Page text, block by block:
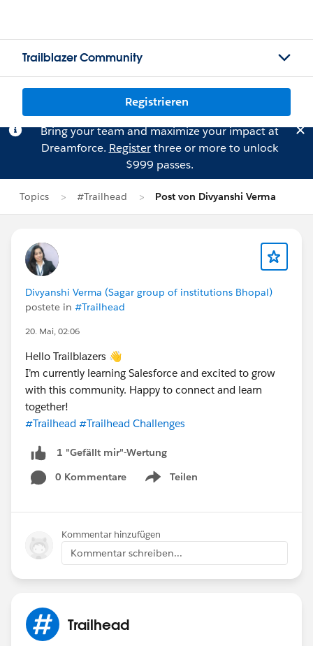
Trailblazer Community
Registrieren
Bring your team and maximize your impact at
Dreamforce. Registerthree or more to unlock
$999 passes.
Topics #Trailhead Post von Divyanshi Verma
Divyanshi Verma (Sagar group of institutions Bhopal)
postete in #Trailhead
20. Mai, 02:06
Hello Trailblazers 👋
I’m currently learning Salesforce and excited to grow
with this community. Happy to connect and learn
together!
#Trailhead #Trailhead Challenges
1 "Gefällt mir"-Wertung
0 Kommentare
Teilen
Show menu
Kommentar hinzufügen
Kommentar schreiben...
Trailhead